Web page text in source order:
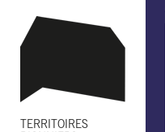
TERRITOIRES